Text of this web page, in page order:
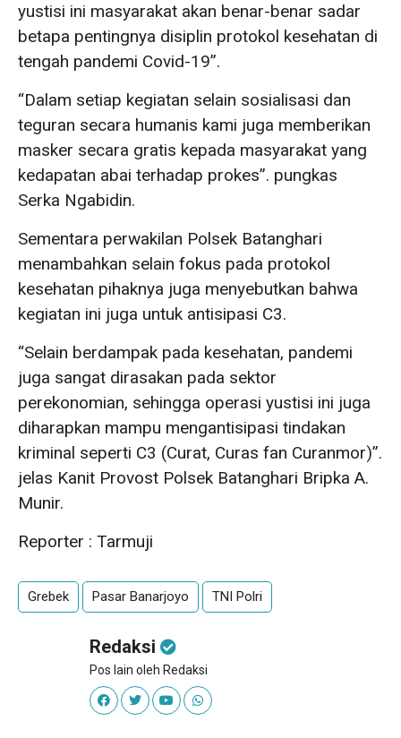
yustisi ini masyarakat akan benar-benar sadar
betapa pentingnya disiplin protokol kesehatan di
tengah pandemi Covid-19”.
“Dalam setiap kegiatan selain sosialisasi dan
teguran secara humanis kami juga memberikan
masker secara gratis kepada masyarakat yang
kedapatan abai terhadap prokes”. pungkas
Serka Ngabidin.
Sementara perwakilan Polsek Batanghari
menambahkan selain fokus pada protokol
kesehatan pihaknya juga menyebutkan bahwa
kegiatan ini juga untuk antisipasi C3.
“Selain berdampak pada kesehatan, pandemi
juga sangat dirasakan pada sektor
perekonomian, sehingga operasi yustisi ini juga
diharapkan mampu mengantisipasi tindakan
kriminal seperti C3 (Curat, Curas fan Curanmor)”.
jelas Kanit Provost Polsek Batanghari Bripka A.
Munir.
Reporter : Tarmuji
Grebek Pasar Banarjoyo TNI Polri
Redaksi
Pos lain oleh Redaksi